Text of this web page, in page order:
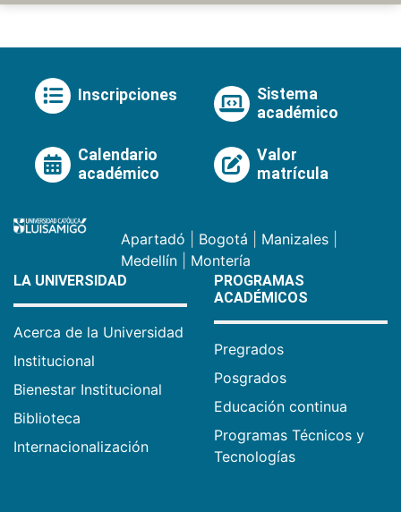
Inscripciones
Sistema
académico
Calendario
académico
Valor
matrícula
Apartadó Bogotá Manizales
Medellín
Montería
LA UNIVERSIDAD
Acerca de la Universidad
Institucional
Bienestar Institucional
Biblioteca
Internacionalización
PROGRAMAS
ACADÉMICOS
Pregrados
Posgrados
Educación continua
Programas Técnicos y
Tecnologías